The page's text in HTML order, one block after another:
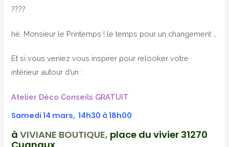
????
hé, Monsieur le Printemps ! le temps pour un changement …
Et si vous veniez vous inspirer pour relooker votre
intérieur autour d’un :
Atelier Déco Conseils GRATUIT
Samedi 14 mars, 14h30 à 18h00
àVIVIANE BOUTIQUE, place du vivier 31270